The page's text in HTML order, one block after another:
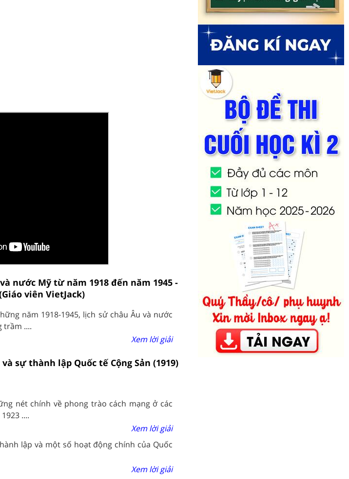
nước Mỹ từ năm 1918 đến năm 1945 -
viên VietJack)
năm 1918-1945, lịch sử châu Âu và nước
trầm ....
Xem lời giải
sự thành lập Quốc tế Cộng Sản (1919)
nét chính về phong trào cách mạng ở các
....
Xem lời giải
lập và một số hoạt động chính của Quốc
Xem lời giải